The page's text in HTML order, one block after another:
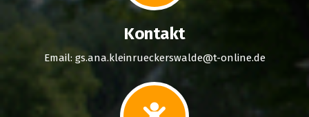
Kontakt
Email: gs.ana.kleinrueckerswalde@t-online.de